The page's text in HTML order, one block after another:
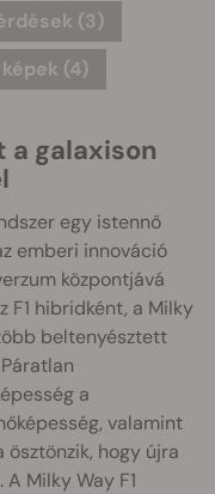
(3)
(4)
a galaxison
egy istennő
emberi innováció
központjává
F1 hibridként, a Milky
beltenyésztett
a
valamint
ösztönzik, hogy újra
Milky Way F1